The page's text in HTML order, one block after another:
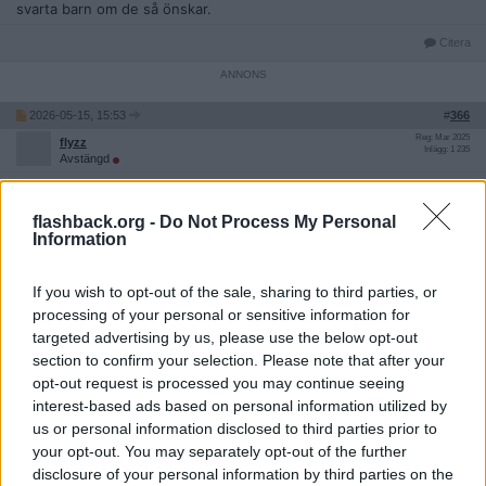
flashback.org - Do Not Process My Personal
Information
If you wish to opt-out of the sale, sharing to third parties, or
processing of your personal or sensitive information for
targeted advertising by us, please use the below opt-out
section to confirm your selection. Please note that after your
opt-out request is processed you may continue seeing
interest-based ads based on personal information utilized by
us or personal information disclosed to third parties prior to
your opt-out. You may separately opt-out of the further
disclosure of your personal information by third parties on the
svarta barn om de så önskar.
Citera
2026-05-15, 15:53 #366
flyzz
Avstängd
Reg: Mar 2025
Inlägg: 1 235
https://www.dn.se/kultur/johanna-franden-nar-manniskor-maste-
Citat:
av öppen rasism av det enkla skälet att hon är vit och han är
svart. Inte något enstaka svar av rasistisk karaktär alltså, utan
enbart och uteslutande reaktioner på hans hudfärg.
Det är försvarstal som ingen – och absolut inte medier – ska
behöva ägna sig åt
Aftonbladets artikel visar också på en annan konsekvens av
läget. Det poängteras noggrant i texten att Carl är en
”Skånepåg”, läser till lärare och att han har tillbringat mycket
tid hos sin mormor på landsbygden utanför Katrineholm. ”Så
jag har varit där mycket och gjort helt vanliga Svensson-